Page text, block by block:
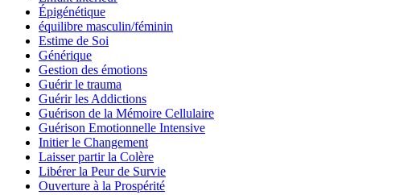
Épigénétique
équilibre masculin/féminin
Estime de Soi
Générique
Gestion des émotions
Guérir le trauma
Guérir les Addictions
Guérison de la Mémoire Cellulaire
Guérison Emotionnelle Intensive
Initier le Changement
Laisser partir la Colère
Libérer la Peur de Survie
Ouverture à la Prospérité